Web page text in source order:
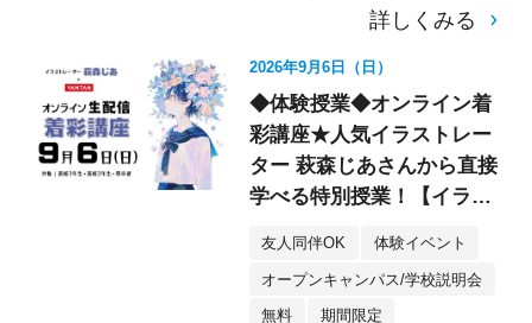
詳しくみる
2026年9月6日（日）
◆体験授業◆オンライン着
彩講座★人気イラストレー
ター 萩森じあさんから直接
学べる特別授業！【イラス
友人同伴OK 体験イベント
オープンキャンパス/学校説明会
無料 期間限定